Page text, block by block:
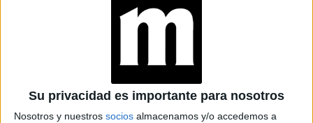
Su privacidad es importante para nosotros
Nosotros y nuestros socios almacenamos y/o accedemos a
estudio realizado por la consultora Daxué, la generación
Millennials en edades entre los 19 y 30
del país. Así mismo la Generación Z, que abarca a los
nacidos en los años 90, compran el 28% de estas piezas
de gran valor.